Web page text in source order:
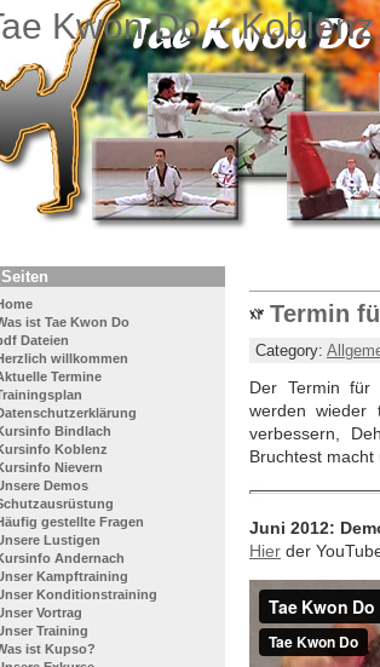
Kwon Do –
Seiten
ist Tae Kwon Do
Dateien
willkommen
Termine
Bindlach
Koblenz
Nievern
Demos
gestellte Fragen
Lustigen
Andernach
Kampftraining
Konditionstraining
Vortrag
Training
ist Kupso?
Termin
Category:
Der Termin für
werden wieder
verbessern,
Bruchtest
Juni 2012:
Hier der